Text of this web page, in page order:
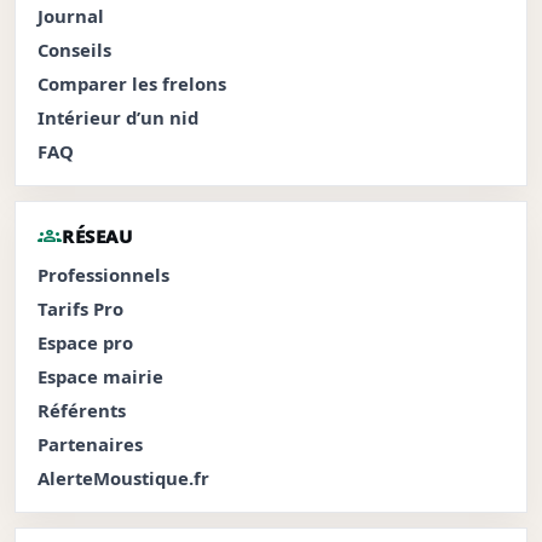
Journal
Conseils
Comparer les frelons
Intérieur d’un nid
FAQ
groupsRÉSEAU
Professionnels
Tarifs Pro
Espace pro
Espace mairie
Référents
Partenaires
AlerteMoustique.fr